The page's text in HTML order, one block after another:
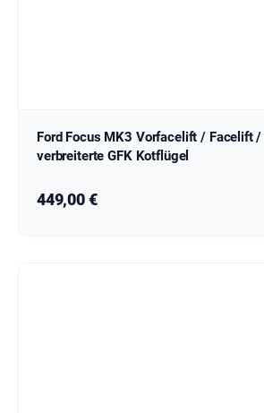
Ford Focus MK3 Vorfacelift / Facelift /
verbreiterte GFK Kotflügel
Regulärer Preis:
449,00 €